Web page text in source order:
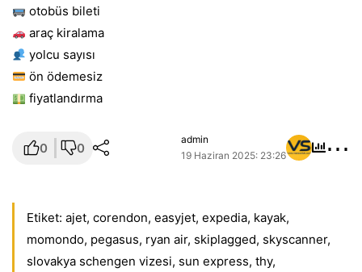
otobüs bileti
araç kiralama
yolcu sayısı
ön ödemesiz
fiyatlandırma
0 0
admin
19 Haziran 2025: 23:26
⋯
Etiket: ajet, corendon, easyjet, expedia, kayak,
momondo, pegasus, ryan air, skiplagged, skyscanner,
slovakya schengen vizesi, sun express, thy,